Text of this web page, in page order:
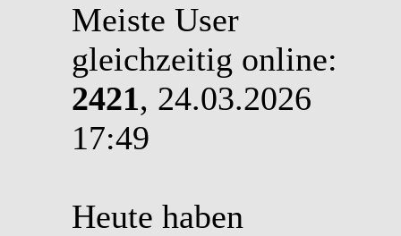
Meiste User
gleichzeitig online:
2421, 24.03.2026
17:49
Heute haben